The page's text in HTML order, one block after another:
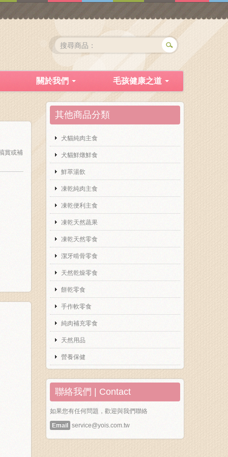
關於我們 毛孩健康之道
賞或補
其他商品分類
犬貓純肉主食
犬貓鮮燉鮮食
鮮萃湯飲
凍乾純肉主食
凍乾便利主食
凍乾天然蔬果
凍乾天然零食
潔牙啃骨零食
天然乾燥零食
餅乾零食
手作軟零食
純肉補充零食
天然用品
營養保健
聯絡我們 | Contact
如果您有任何問題，歡迎與我們聯絡
Email
service@yois.com.tw